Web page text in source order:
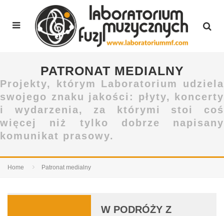
PATRONAT MEDIALNY
Projekty, którym Laboratorium udziela
swojego znaku jakości: płyty, koncerty
i wydarzenia, za którymi stoi coś
więcej niż tylko dobrze napisany
komunikat prasowy.
Home Patronat medialny
W PODRÓŻY Z